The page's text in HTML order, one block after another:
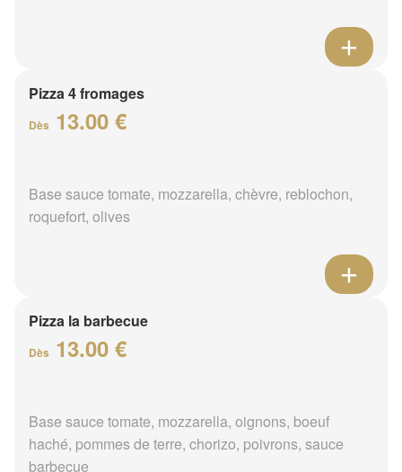
Pizza 4 fromages
Dès 13.00 €
Base sauce tomate, mozzarella, chèvre, reblochon,
roquefort, olives
Pizza la barbecue
Dès 13.00 €
Base sauce tomate, mozzarella, oignons, boeuf
haché, pommes de terre, chorizo, poivrons, sauce
barbecue